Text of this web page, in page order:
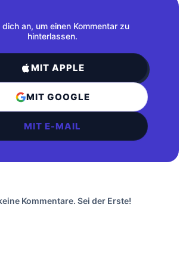
dich an, um einen Kommentar zu
hinterlassen.
MIT APPLE
MIT GOOGLE
MIT E-MAIL
Kommentare. Sei der Erste!